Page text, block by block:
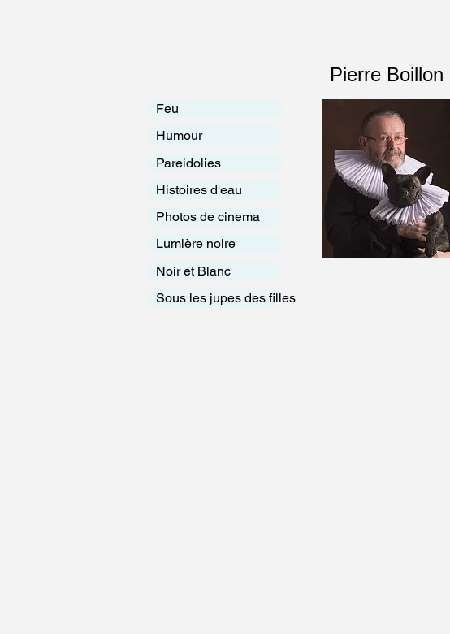
Pierre Boillon
Feu
Humour
Pareidolies
Histoires d'eau
Photos de cinema
Lumière noire
Noir et Blanc
Sous les jupes des filles